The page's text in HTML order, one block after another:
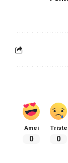
Amei
0
Triste
0